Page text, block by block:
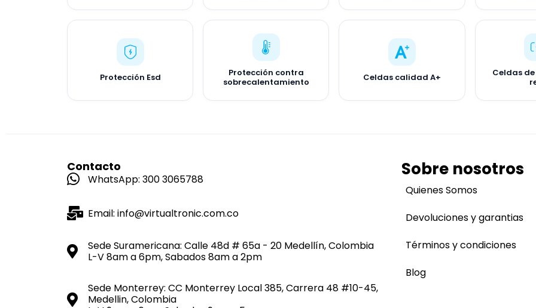
Protección Esd
Protección contra
sobrecalentamiento
Celdas calidad A+
Celdas
Contacto
WhatsApp: 300 3065788
Email: info@virtualtronic.com.co
Sede Suramericana: Calle 48d # 65a - 20 Medellín, Colombia
L-V 8am a 6pm, Sabados 8am a 2pm
Sede Monterrey: CC Monterrey Local 385, Carrera 48 #10-45,
Medellin, Colombia
Sobre nosotros
Quienes Somos
Devoluciones y garantias
Términos y condiciones
Blog